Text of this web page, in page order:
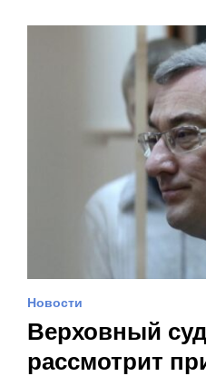
Новости
Верховный
рассмотрит